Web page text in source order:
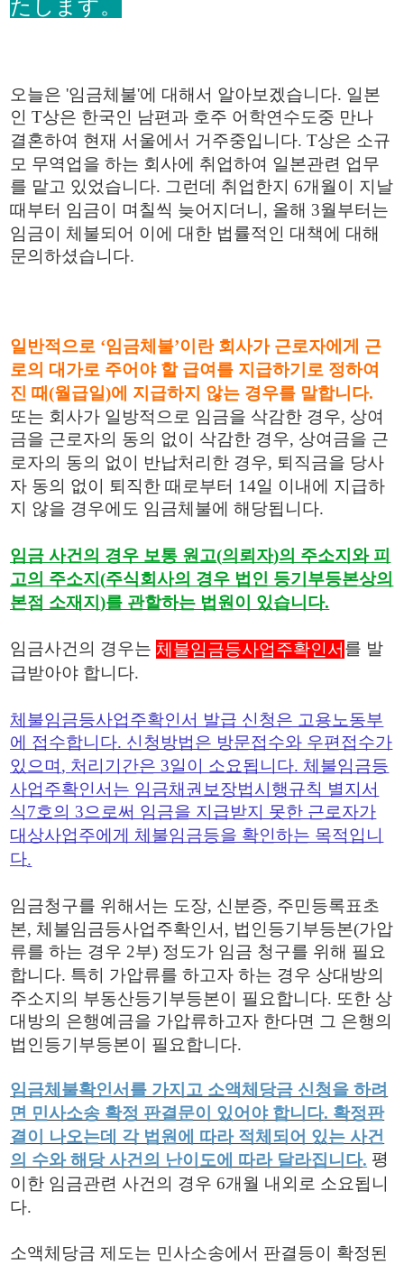
たします。
오늘은 '임금체불'에 대해서 알아보겠습니다. ​ 일본
인T상은 한국인 남편과 호주 어학연수도중 만나
결혼하여 현재 서울에서 거주중입니다. T상은 소규
모 무역업을 하는 회사에 취업하여 일본관련 업무
를 맡고 있었습니다. 그런데 취업한지6개월이 지날
때부터 임금이 며칠씩 늦어지더니, 올해 3월부터는
임금이 체불되어 이에 대한 법률적인 대책에 대해
문의하셨습니다.
일반적으로 ‘임금체불’이란 회사가 근로자에게 근
로의 대가로 주어야 할 급여를 지급하기로 정하여
진 때(월급일)에 지급하지 않는 경우를 말합니다.
또는 회사가 일방적으로 임금을 삭감한 경우 상여
금을 근로자의 동의 없이 삭감한 경우, 상여금을 근
로자의 동의 없이 반납처리한 경우, 퇴직금을 당사
자 동의 없이 퇴직한 때로부터 14일 이내에 지급하
지 않을 경우에도 임금체불에 해당됩니다.
임금 사건의 경우 보통 원고(의뢰자)의 주소지와 피
고의 주소지(주식회사의 경우 법인 등기부등본상의
본점 소재지)를 관할하는 법원이 있습니다.
임금사건의 경우는 체불임금등사업주확인서 를 발
급받아야 합니다.
체불임금등사업주확인서 발급 신청은 고용노동부
에 접수합니다. 신청방법은 방문접수와 우편접수가
있으며, 처리기간은 3일이 소요됩니다. 체불임금등
사업주확인서는 임금채권보장법시행규칙 별지서
식7호의 3으로써 임금을 지급받지 못한 근로자가
대상사업주에게 체불임금등을 확인하는 목적입니
다.
임금청구를 위해서는 도장, 신분증, 주민등록표초
본 체불임금등사업주확인서 법인등기부등본(가압
류를 하는 경우 2부) 정도가 임금 청구를 위해 필요
합니다. 특히 가압류를 하고자 하는 경우 상대방의
주소지의 부동산등기부등본이 필요합니다 또한 상
대방의 은행예금을 가압류하고자 한다면 그 은행의
법인등기부등본이 필요합니다.
임금체불확인서를 가지고 소액체당금 신청을 하려
면 민사소송 확정 판결문이 있어야 합니다. 확정판
결이 나오는데 각 법원에 따라 적체되어 있는 사건
의 수와 해당 사건의 난이도에 따라 달라집니다. 평
이한 임금관련 사건의 경우6개월 내외로 소요됩니
다.
소액체당금 제도는 민사소송에서 판결등이 확정된